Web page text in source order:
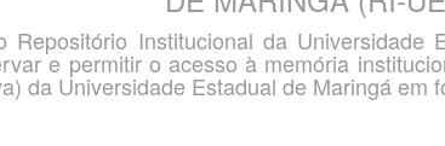
Repositório Institucional da Universidade
e permitir o acesso à memória
da Universidade Estadual de Maringá em